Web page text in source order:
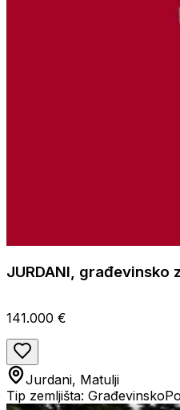
JURDANI, građevinsko
141.000 €
Jurdani, Matulji
Tip zemljišta: Građevinsko